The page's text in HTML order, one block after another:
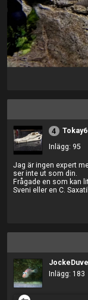
4
Inlägg: 95
Jag är ingen expert
ser inte ut som din.
Frågade en som kan
Sveni eller en C.
Inlägg: 183